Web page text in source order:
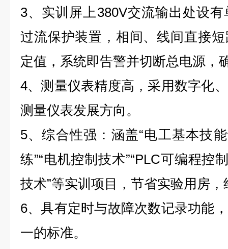
3、实训屏上380V交流输出处设
过流保护装置，相间、线间直接
定值，系统即告警并切断总电源，
4、测量仪表精度高，采用数字化
测量仪表发展方向。
5、综合性强：涵盖“电工基本技
练”“电机控制技术”“PLC可编程控
技术”等实训项目，节省实验用房
6、具有定时与故障次数记录功能
一的标准。